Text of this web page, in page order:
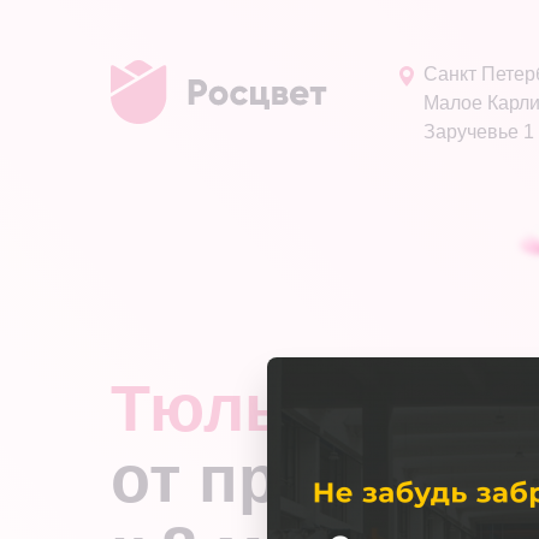
Тюльпаны
от
Санкт
Малое
Заручевье 1